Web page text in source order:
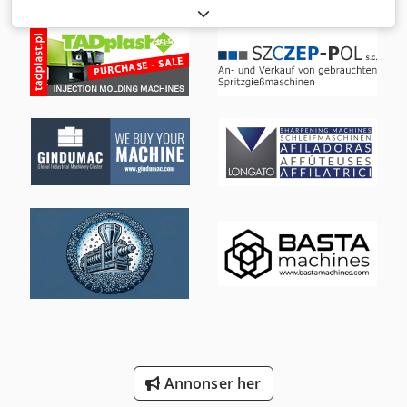
, skruediameter:
mellom søylene:1 110 mm, slagvolum:1 078 cm³,
innsprøytningstrykk:1 877 stang, injeksjonsvekt: 981 g,
åpningsslag:3 200 mm, platehøyde:1 540 mm, drivtype:
Hydraulisch, fri spennvidde: 3 200 mm, verktøyvekt:
produsenten! Som produsent tilbyr KraussMaffei deg våre
testede og fleksible lagermaskiner: Den hydromekaniske
to-plate-lukkingenheten på GXW-maskinen setter nye
standarder for kvalitet og produktivitet. Med det avanserte
noe som øker verktøyets levetid. Det innovative GearX-
låsesystemet virker umiddelbart og pålitelig. Kraftig,
brukervennlig og verdistabil. TEKNISKE DATA: KM 650 /
2000 / 2000 GXW G06 (Ordre 38618339) STYRINGSYSTEM -
MC 6 med 24" TFT-fargeskjerm med
Verktøymonteringshøyde min.–maks.: 1550 mm (uten
midtplate) - Åpningsbredde: 3200 mm - Maks.
Annonser her